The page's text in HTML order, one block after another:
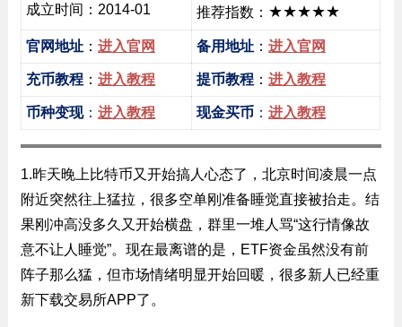
成立时间：2014-01 推荐指数： ★★★★★
官网地址 ：进入官网 备用地址 ：进入官网
充币教程 ：进入教程 提币教程 ：进入教程
币种变现：进入教程 现金买币 ：进入教程
1.昨天晚上比特币又开始搞人心态了，北京时间凌晨一点
附近突然往上猛拉，很多空单刚准备睡觉直接被抬走。结
果刚冲高没多久又开始横盘，群里一堆人骂“这行情像故
意不让人睡觉”。现在最离谱的是，ETF资金虽然没有前
阵子那么猛，但市场情绪明显开始回暖，很多新人已经重
新下载交易所APP了。